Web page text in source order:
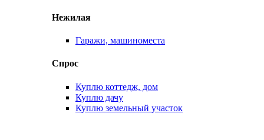
Нежилая
Гаражи, машиноместа
Спрос
Куплю коттедж, дом
Куплю дачу
Куплю земельный участок